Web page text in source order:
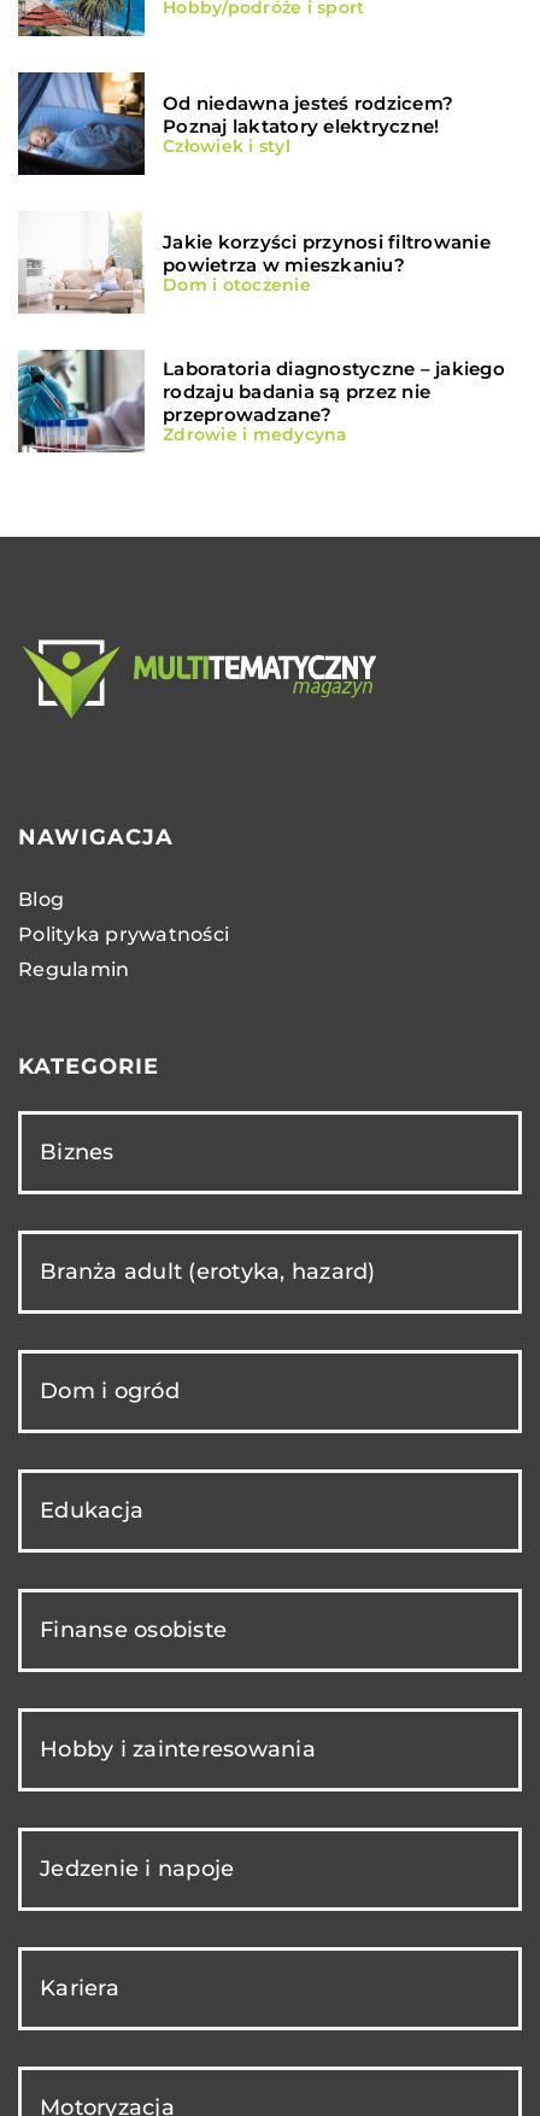
Hobby/podróże i sport
Od niedawna jesteś rodzicem?
Poznaj laktatory elektryczne!
Człowiek i styl
Jakie korzyści przynosi filtrowanie
powietrza w mieszkaniu?
Dom i otoczenie
Laboratoria diagnostyczne – jakiego
rodzaju badania są przez nie
przeprowadzane?
Zdrowie i medycyna
NAWIGACJA
Blog
Polityka prywatności
Regulamin
KATEGORIE
Biznes
Branża adult (erotyka, hazard)
Dom i ogród
Edukacja
Finanse osobiste
Hobby i zainteresowania
Jedzenie i napoje
Kariera
Motoryzacja